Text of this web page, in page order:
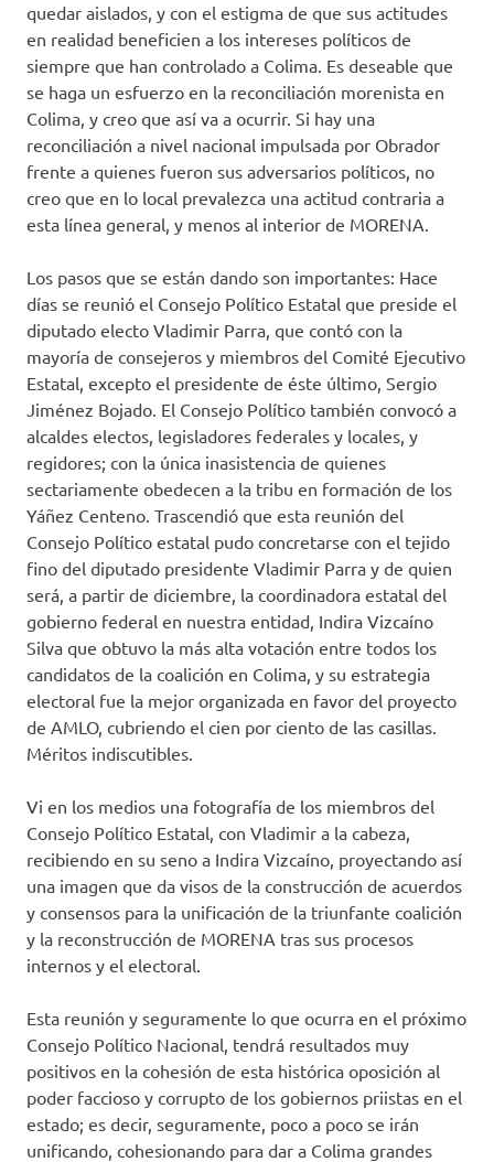
quedar aislados, y con el estigma de que sus actitudes
en realidad beneficien a los intereses políticos de
siempre que han controlado a Colima. Es deseable que
se haga un esfuerzo en la reconciliación morenista en
Colima, y creo que así va a ocurrir. Si hay una
reconciliación a nivel nacional impulsada por Obrador
frente a quienes fueron sus adversarios políticos, no
creo que en lo local prevalezca una actitud contraria a
esta línea general, y menos al interior de MORENA.
Los pasos que se están dando son importantes: Hace
días se reunió el Consejo Político Estatal que preside el
diputado electo Vladimir Parra, que contó con la
mayoría de consejeros y miembros del Comité Ejecutivo
Estatal, excepto el presidente de éste último, Sergio
Jiménez Bojado. El Consejo Político también convocó a
alcaldes electos, legisladores federales y locales, y
regidores; con la única inasistencia de quienes
sectariamente obedecen a la tribu en formación de los
Yáñez Centeno. Trascendió que esta reunión del
Consejo Político estatal pudo concretarse con el tejido
fino del diputado presidente Vladimir Parra y de quien
será, a partir de diciembre, la coordinadora estatal del
gobierno federal en nuestra entidad, Indira Vizcaíno
Silva que obtuvo la más alta votación entre todos los
candidatos de la coalición en Colima, y su estrategia
electoral fue la mejor organizada en favor del proyecto
de AMLO, cubriendo el cien por ciento de las casillas.
Méritos indiscutibles.
Vi en los medios una fotografía de los miembros del
Consejo Político Estatal, con Vladimir a la cabeza,
recibiendo en su seno a Indira Vizcaíno, proyectando así
una imagen que da visos de la construcción de acuerdos
y consensos para la unificación de la triunfante coalición
y la reconstrucción de MORENA tras sus procesos
internos y el electoral.
Esta reunión y seguramente lo que ocurra en el próximo
Consejo Político Nacional, tendrá resultados muy
positivos en la cohesión de esta histórica oposición al
poder faccioso y corrupto de los gobiernos priistas en el
estado; es decir, seguramente, poco a poco se irán
unificando, cohesionando para dar a Colima grandes